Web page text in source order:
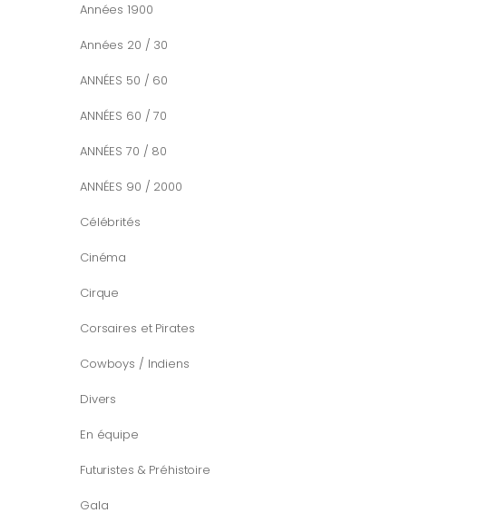
Années 1900
Années 20 / 30
ANNÉES 50 / 60
ANNÉES 60 / 70
ANNÉES 70 / 80
ANNÉES 90 / 2000
Célébrités
Cinéma
Cirque
Corsaires et Pirates
Cowboys / Indiens
Divers
En équipe
Futuristes & Préhistoire
Gala